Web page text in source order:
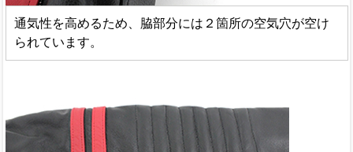
通気性を高めるため、脇部分には２箇所の空気穴が空け
られています。